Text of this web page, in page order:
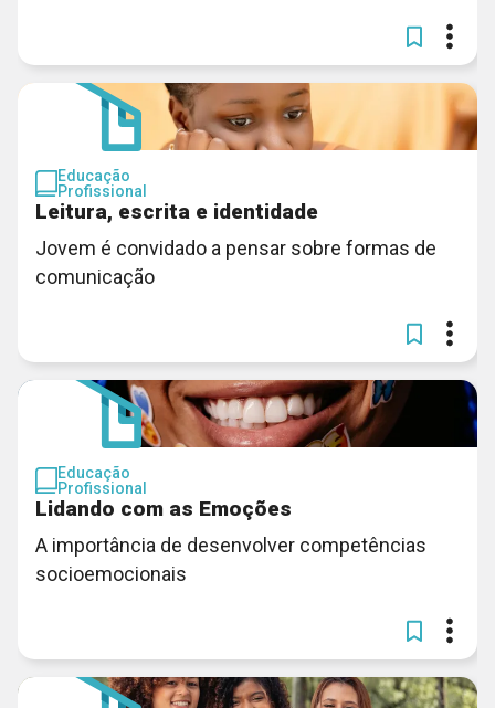
Educação
Profissional
Leitura, escrita e identidade
Jovem é convidado a pensar sobre formas de
comunicação
Educação
Profissional
Lidando com as Emoções
A importância de desenvolver competências
socioemocionais